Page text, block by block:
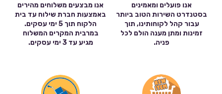
אנו פועלים ומאמינים
בסטנדרט השירות הטוב ביותר
עבור קהל לקוחותינו, תוך
זמינות ומתן מענה הולם לכל
פניה.
אנו מבצעים משלוחים מהירים
באמצעות חברת שילוח עד בית
הלקוח תוך 5 ימי עסקים.
במרבית המקרים המשלוח
מגיע עד 3 ימי עסקים.